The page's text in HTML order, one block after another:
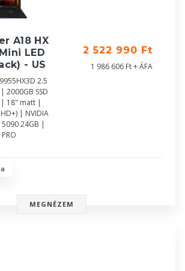
A18 HX
LED
- US
2.5
2000GB SSD
| 18" matt |
| NVIDIA
5090 24GB |
2 522 990 Ft
1 986 606 Ft + ÁFA
MEGNÉZEM